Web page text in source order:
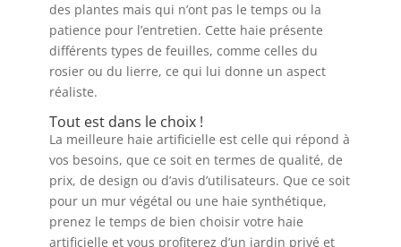
des plantes mais qui n’ont pas le temps ou la
patience pour l’entretien. Cette haie présente
différents types de feuilles, comme celles du
rosier ou du lierre, ce qui lui donne un aspect
réaliste.
Tout est dans le choix !
La meilleure haie artificielle est celle qui répond à
vos besoins, que ce soit en termes de qualité, de
prix, de design ou d’avis d’utilisateurs. Que ce soit
pour un mur végétal ou une haie synthétique,
prenez le temps de bien choisir votre haie
artificielle et vous profiterez d’un jardin privé et